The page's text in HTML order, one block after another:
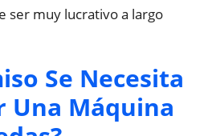
ser muy lucrativo a largo
Se Necesita
Una Máquina